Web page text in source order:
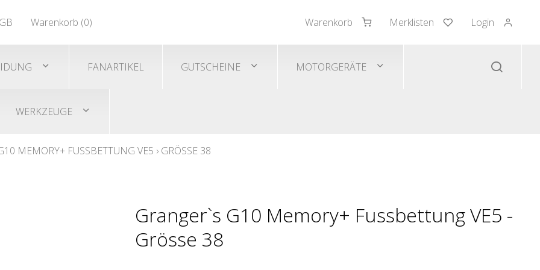
Warenkorb Merklisten Login
Warenkorb (0)
FANARTIKEL GUTSCHEINE MOTORGERÄTE
WERKZEUGE
MEMORY+ FUSSBETTUNG VE5 › GRÖSSE 38
Granger`s G10 Memory+ Fussbettung VE5 -
Grösse 38